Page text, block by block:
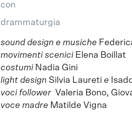
con
drammaturgia
sound design e musiche
movimenti scenici Elena Boillat
costumi Nadia Gini
light design Silvia Laureti e
voci follower Valeria Bono,
voce madre Matilde Vigna